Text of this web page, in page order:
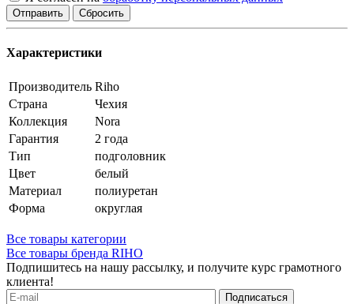
Сбросить
Характеристики
Производитель Riho
Страна
Чехия
Коллекция
Nora
Гарантия
2 года
Тип
подголовник
Цвет
белый
Материал
полиуретан
Форма
округлая
Все товары категории
Все товары бренда RIHO
Подпишитесь на нашу рассылку, и получите курс грамотного
клиента!